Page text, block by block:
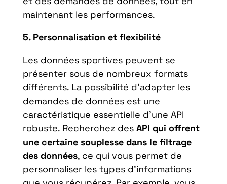
maintenant les performances.
5. Personnalisation et flexibilité
Les données sportives peuvent se
présenter sous de nombreux formats
différents. La possibilité d’adapter les
demandes de données est une
caractéristique essentielle d’une API
robuste. Recherchez des API qui offrent
une certaine souplesse dans le filtrage
des données, ce qui vous permet de
personnaliser les types d’informations